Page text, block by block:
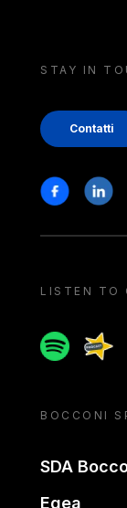
STAY IN
Contatti
Stay in
Facebook
LISTEN TO
Spotify
BOCCONI
SDA
Egea